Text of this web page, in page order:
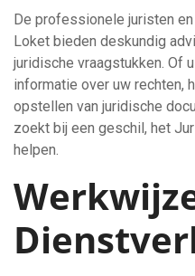
De professionele juristen
Loket bieden deskundig
juridische vraagstukken. Of
informatie over uw rechten,
opstellen van juridische
zoekt bij een geschil, het
helpen.